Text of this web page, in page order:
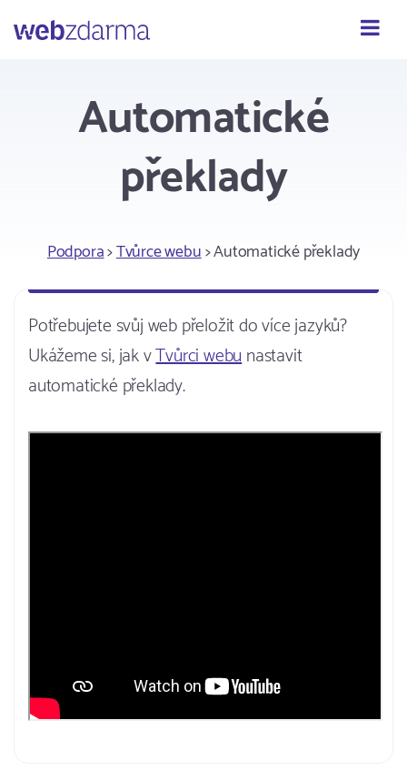
Automatické
překlady
Podpora>Tvůrce webu> Automatické překlady
Potřebujete svůj web přeložit do více jazyků?
Ukážeme si, jak vTvůrci webunastavit
automatické překlady.